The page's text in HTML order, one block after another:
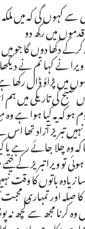
سے کہوں گی کہ میں
میں رکھ دو
کرکے دکھا دوں گا
ویرا نے کہا تم نے
میں پڑاؤ ڈال رکھا
کی تاریکی میں
کہ یہ کیا ہوا ہے وہ
تبریز آزاد تھا
کہ وہ چلا جائے
تو ویرا تبریز کے
زیادہ باتوں کا وقت
اور تمہاری
کرنا مجھ سے کچھ نہ